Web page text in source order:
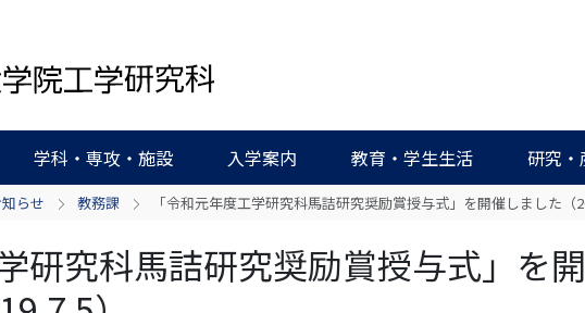
学科・専攻・施設 入学案内 教育・学生生活 研究・
らせ 教務課 「令和元年度工学研究科馬詰研究奨励賞授与式」を開催しました（
研究科馬詰研究奨励賞授与式」を開